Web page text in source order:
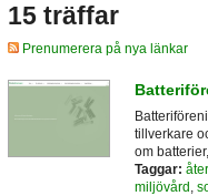
15 träffar
Prenumerera på nya länkar
tillverkare
om
Taggar:
miljövård